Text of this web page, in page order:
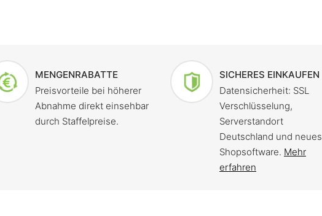
MENGENRABATTE
Preisvorteile bei höherer
Abnahme direkt einsehbar
durch Staffelpreise.
SICHERES EINKAUFEN
Datensicherheit: SSL
Verschlüsselung,
Serverstandort
Deutschland und
Shopsoftware. Mehr
erfahren